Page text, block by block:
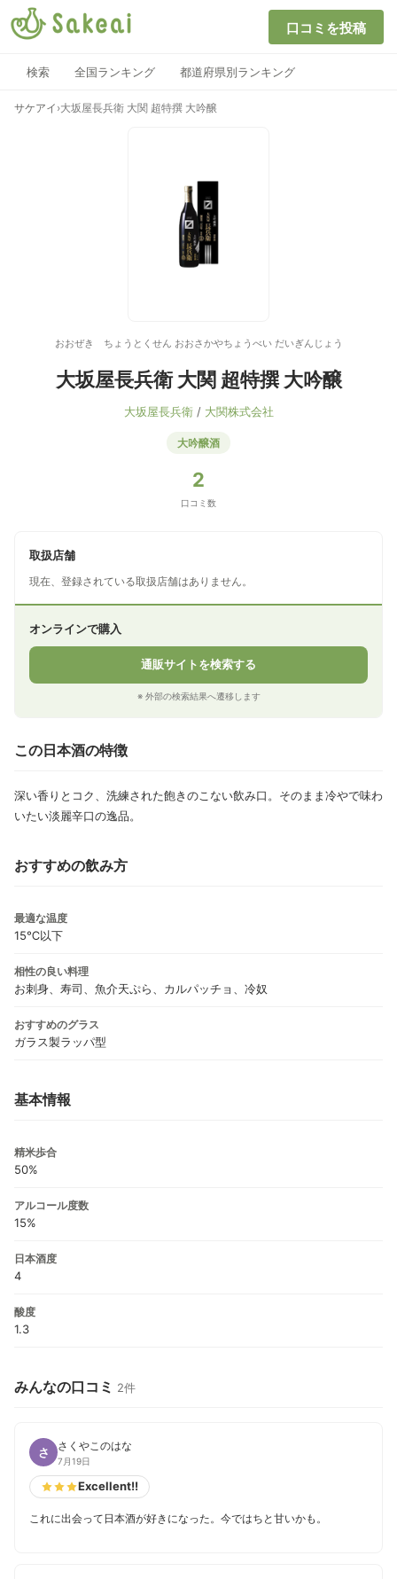
口コミを投稿
検索 全国ランキング 都道府県別ランキング
サケアイ ›大坂屋長兵衛 大関 超特撰 大吟醸
おおぜき ちょうとくせん おおさかやちょうべい だいぎんじょう
大坂屋長兵衛 大関 超特撰 大吟醸
大坂屋長兵衛/ 大関株式会社
大吟醸酒
2
口コミ数
取扱店舗
現在、登録されている取扱店舗はありません。
オンラインで購入
通販サイトを検索する
※ 外部の検索結果へ遷移します
この日本酒の特徴
深い香りとコク、洗練された飽きのこない飲み口。そのまま冷やで味わ
いたい淡麗辛口の逸品。
おすすめの飲み方
最適な温度
15℃以下
相性の良い料理
お刺身、寿司、魚介天ぷら、カルパッチョ、冷奴
おすすめのグラス
ガラス製ラッパ型
基本情報
精米歩合
50%
アルコール度数
15%
日本酒度
4
酸度
1.3
みんなの口コミ 2件
さ さくやこのはな
7月19日
Excellent!!
これに出会って日本酒が好きになった。今ではちと甘いかも。